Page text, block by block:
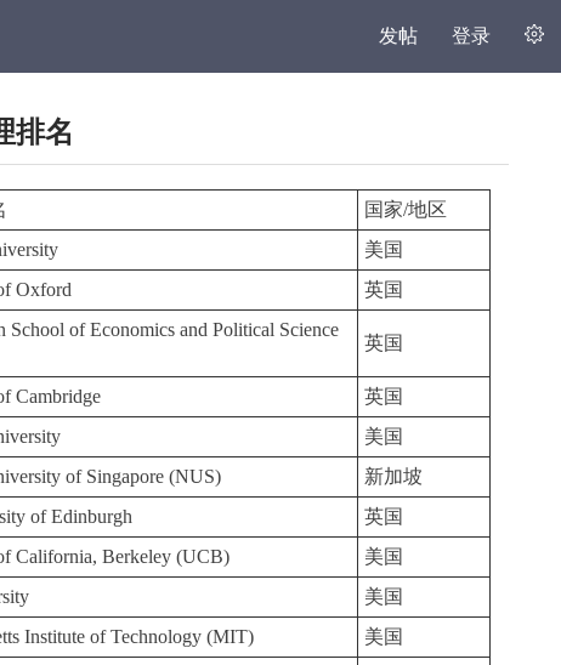
发帖 登录
排名
国家/地区
美国
Oxford 英国
School of Economics and Political Science
英国
Cambridge
英国
美国
of Singapore (NUS)
新加坡
of Edinburgh
英国
California, Berkeley (UCB)
美国
美国
Institute of Technology (MIT)
美国